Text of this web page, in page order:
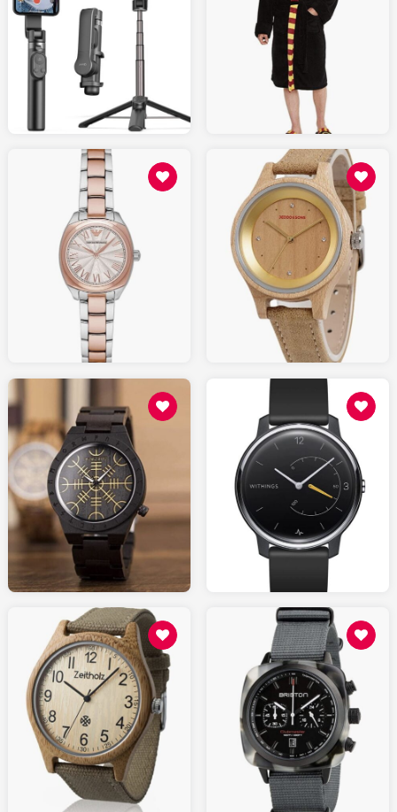
59.00
AMAZON.fr
45.00
AMAZON.fr
159.00
AMAZON.fr
129.00
AMAZON.fr
50.00
AMAZON.fr
99.95
AMAZON.fr
70.00
AMAZON.fr
330.00
AMAZON.fr